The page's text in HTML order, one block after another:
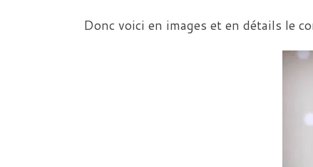
Donc voici en images et en détails le